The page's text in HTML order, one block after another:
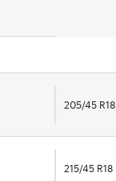
205/45 R18
215/45 R18